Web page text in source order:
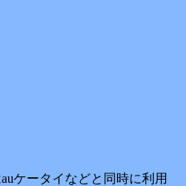
ケータイなどと同時に利用